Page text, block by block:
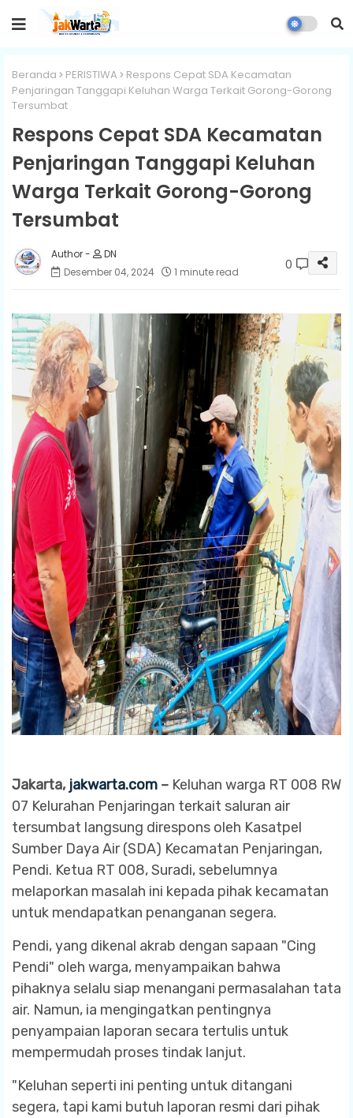
Beranda PERISTIWA
Respons Cepat SDA Kecamatan
Penjaringan Tanggapi Keluhan Warga Terkait Gorong-Gorong
Tersumbat
Respons Cepat SDA Kecamatan
Penjaringan Tanggapi Keluhan
Warga Terkait Gorong-Gorong
Tersumbat
DN
Desember 04, 2024
1 minute read 0
Jakarta, jakwarta.com – Keluhan warga RT 008 RW
07 Kelurahan Penjaringan terkait saluran air
tersumbat langsung direspons oleh Kasatpel
Sumber Daya Air (SDA) Kecamatan Penjaringan,
Pendi. Ketua RT 008, Suradi, sebelumnya
melaporkan masalah ini kepada pihak kecamatan
untuk mendapatkan penanganan segera.
Pendi, yang dikenal akrab dengan sapaan "Cing
Pendi" oleh warga, menyampaikan bahwa
pihaknya selalu siap menangani permasalahan tata
air. Namun, ia mengingatkan pentingnya
penyampaian laporan secara tertulis untuk
mempermudah proses tindak lanjut.
"Keluhan seperti ini penting untuk ditangani
segera, tapi kami butuh laporan resmi dari pihak